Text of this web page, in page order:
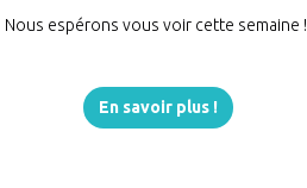
Nous espérons vous voir cette semaine !
En savoir plus !